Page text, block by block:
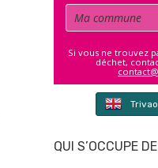
Commune
Si vous ne trouvez
déchet,
QUI S’OCCUPE